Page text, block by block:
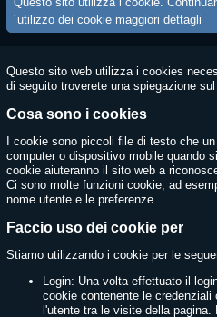
´utilizzo dei cookie maggiori dettagli
Questo sito web utilizza i cookies
di seguito troverete una spiegazione
Cosa sono i cookies
I cookie sono piccoli file di testo che
computer o dispositivo mobile quando
cookie aiuteranno il sito web a
Ci sono molte funzioni cookie, ad
nome utente e le preferenze.
Faccio uso dei cookie per
Stiamo utilizzando i cookie per le
Login: Una volta effettuato il
cookie contenente le
l'utente tra le visite della